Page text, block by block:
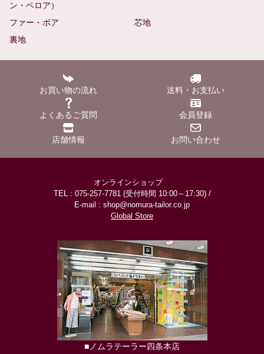
ン・ベロア）
ファー・ボア
芯地
裏地
お買い物の流れ 送料・お支払い
よくあるご質問 会員登録
店舗情報 お問い合わせ
オンラインショップ
TEL : 075-257-7781 (受付時間 10:00～17:30) /
E-mail : shop@nomura-tailor.co.jp
Global Store
■ノムラテーラー四条本店